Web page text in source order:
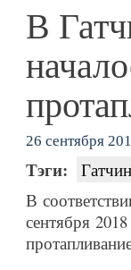
В
26 сентября
Тэги:
В
сентября